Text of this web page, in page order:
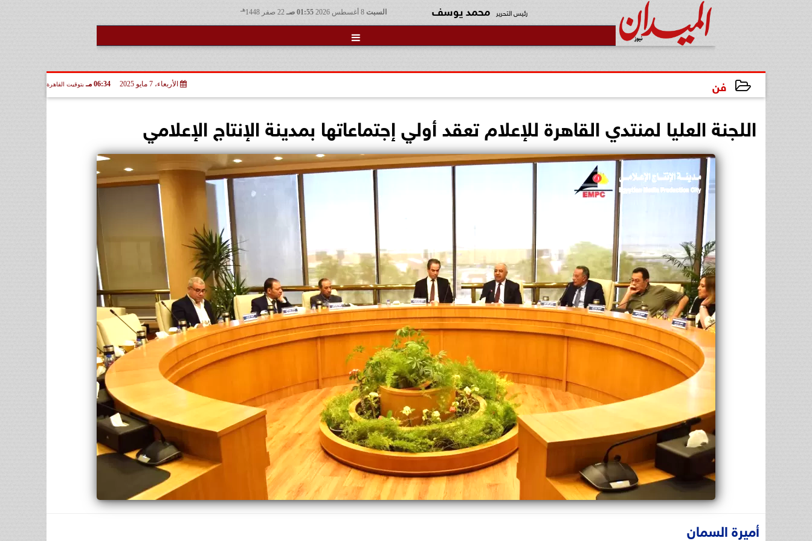
السبت 01:55 صـ هـ رئيس التحرير محمد يوسف

فن الأربعاء، 7 مايو 2025 06:34 مـ بتوقيت القاهرة
اللجنة العليا لمنتدي القاهرة للإعلام تعقد أولي إجتماعاتها بمدينة الإنتاج الإعلامي
أميرة السمان